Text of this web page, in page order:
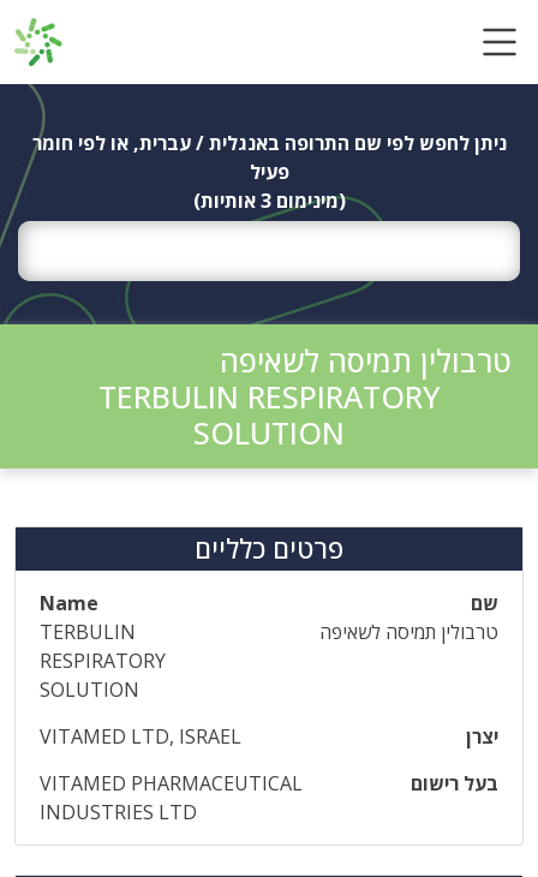
ניתן לחפש לפי שם התרופה באנגלית / עברית, או לפי חומר
פעיל
(מינימום 3 אותיות)
טרבולין תמיסה לשאיפה
TERBULIN RESPIRATORY
SOLUTION
פרטים כלליים
שם
Name
טרבולין תמיסה לשאיפה
TERBULIN
RESPIRATORY
SOLUTION
יצרן
VITAMED LTD, ISRAEL
בעל רישום
VITAMED PHARMACEUTICAL
INDUSTRIES LTD